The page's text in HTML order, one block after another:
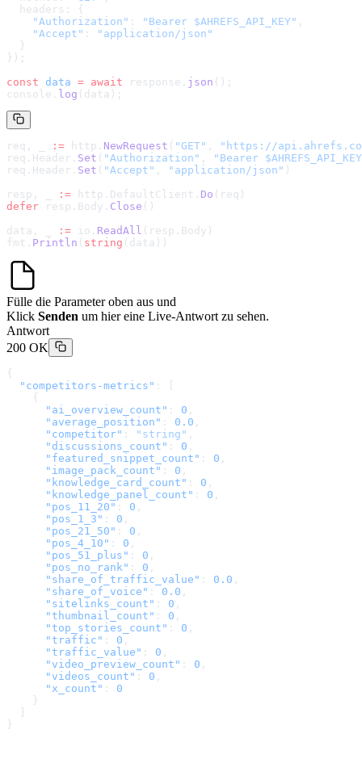
  headers: {
    "Authorization"
: "Bearer $AHREFS_API_KEY" ,
    "Accept"
:
"application/json"
  }
});
const data = await response. json ();
console. log (data);
req, _ := http. NewRequest ( "GET" , " https://
req.Header. Set ( "Authorization" ,
"Bearer
req.Header. Set ( "Accept" , "application/json" )
resp, _
:= http.DefaultClient. Do (req)
defer resp.Body. Close ()
data, _
:= io. ReadAll (resp.Body)
fmt. Println ( string (data))
Fülle die Parameter oben aus und
Klick Senden um hier eine Live-Antwort zu sehen.
Antwort
200 OK
{
  "competitors-metrics"
: [
    {
      "ai_overview_count"
: 0 ,
      "average_position"
: 0.0 ,
      "competitor"
: "string" ,
      "discussions_count"
: 0 ,
      "featured_snippet_count"
: 0 ,
      "image_pack_count"
: 0 ,
      "knowledge_card_count"
: 0 ,
      "knowledge_panel_count"
: 0 ,
      "pos_11_20"
: 0 ,
      "pos_1_3"
: 0 ,
      "pos_21_50"
: 0 ,
      "pos_4_10"
: 0 ,
      "pos_51_plus"
: 0 ,
      "pos_no_rank"
: 0 ,
      "share_of_traffic_value"
: 0.0 ,
      "share_of_voice"
: 0.0 ,
      "sitelinks_count"
: 0 ,
      "thumbnail_count"
: 0 ,
      "top_stories_count"
: 0 ,
      "traffic"
: 0 ,
      "traffic_value"
: 0 ,
      "video_preview_count"
: 0 ,
      "videos_count"
: 0 ,
      "x_count"
: 0
    }
}